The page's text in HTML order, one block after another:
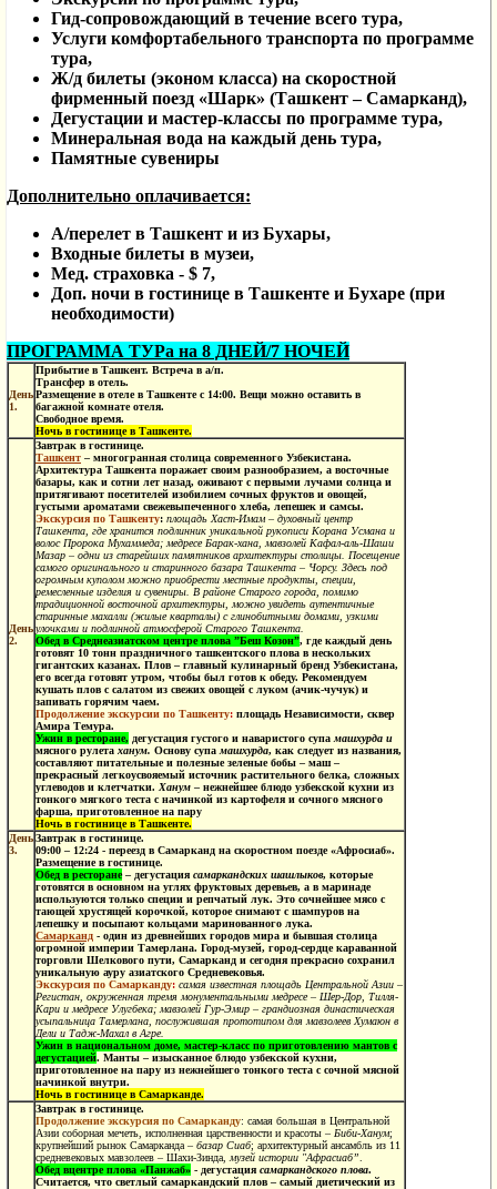
Гид-сопровождающий в течение всего тура,
Услуги комфортабельного транспорта по программе
тура,
Ж/д билеты (эконом класса) на скоростной
фирменный поезд «Шарк» (Ташкент – Самарканд),
Дегустации и мастер-классы по программе тура,
Минеральная вода на каждый день тура,
Памятные сувениры
Дополнительно оплачивается:
А/перелет в Ташкент и из Бухары,
Входные билеты в музеи,
Мед. страховка - $ 7,
Доп. ночи в гостинице в Ташкенте и Бухаре (при
необходимости)
ПРОГРАММА ТУРа на 8 ДНЕЙ/7 НОЧЕЙ
День
1.
Прибытие в Ташкент. Встреча в а/п.
Трансфер в отель.
Размещение в отеле в Ташкенте с 14:00. Вещи можно оставить в
багажной комнате отеля.
Свободное время.
Ночь в гостинице в Ташкенте.
День
2.
Завтрак в гостинице.
Ташкент – многогранная столица современного Узбекистана.
Архитектура Ташкента поражает своим разнообразием, а восточные
базары, как и сотни лет назад, оживают с первыми лучами солнца и
притягивают посетителей изобилием сочных фруктов и овощей,
густыми ароматами свежевыпеченного хлеба, лепешек и самсы.
Экскурсия по Ташкенту: площадь Хаст-Имам – духовный центр
Ташкента, где хранится подлинник уникальной рукописи Корана Усмана и
волос Пророка Мухаммеда; медресе Барак-хана, мавзолей Кафал-аль-Шаши
Мазар – одни из старейших памятников архитектуры столицы. Посещение
самого оригинального и старинного базара Ташкента – Чорсу. Здесь под
огромным куполом можно приобрести местные продукты, специи,
ремесленные изделия и сувениры. В районе Старого города, помимо
традиционной восточной архитектуры, можно увидеть аутентичные
старинные махалли (жилые кварталы) с глинобитными домами, узкими
улочками и подлинной атмосферой Старого Ташкента.
Обед в Среднеазиатском центре плова ”Беш Козон”, где каждый день
готовят 10 тонн праздничного ташкентского плова в нескольких
гигантских казанах. Плов – главный кулинарный бренд Узбекистана,
его всегда готовят утром, чтобы был готов к обеду. Рекомендуем
кушать плов с салатом из свежих овощей с луком (ачик-чучук) и
запивать горячим чаем.
Продолжение экскурсии по Ташкенту: площадь Независимости, сквер
Амира Темура.
Ужин в ресторане, дегустация густого и наваристого супа машхурда и
мясного рулета ханум. Основу супа машхурда, как следует из названия,
составляют питательные и полезные зеленые бобы – маш –
прекрасный легкоусвояемый источник растительного белка, сложных
углеводов и клетчатки. Ханум – нежнейшее блюдо узбекской кухни из
тонкого мягкого теста с начинкой из картофеля и сочного мясного
фарша, приготовленное на пару
Ночь в гостинице в Ташкенте.
День
3.
Завтрак в гостинице.
09:00 – 12:24 - переезд в Самарканд на скоростном поезде «Афросиаб».
Размещение в гостинице.
Обед в ресторане– дегустация самаркандских шашлыков, которые
готовятся в основном на углях фруктовых деревьев, а в маринаде
используются только специи и репчатый лук. Это сочнейшее мясо с
тающей хрустящей корочкой, которое снимают с шампуров на
лепешку и посыпают кольцами маринованного лука.
Самарканд - один из древнейших городов мира и бывшая столица
огромной империи Тамерлана. Город-музей, город-сердце караванной
торговли Шелкового пути, Самарканд и сегодня прекрасно сохранил
уникальную ауру азиатского Средневековья.
Экскурсия по Самарканду: самая известная площадь Центральной Азии –
Регистан, окруженная тремя монументальными медресе – Шер-Дор, Тилля-
Кари и медресе Улугбека; мавзолей Гур-Эмир – грандиозная династическая
усыпальница Тамерлана, послужившая прототипом для мавзолеев Хумаюн в
Дели и Тадж-Махал в Агре.
Ужин в национальном доме, мастер-класс по приготовлению мантов с
дегустацией. Манты – изысканное блюдо узбекской кухни,
приготовленное на пару из нежнейшего тонкого теста с сочной мясной
начинкой внутри.
Ночь в гостинице в Самарканде.
Завтрак в гостинице.
Продолжение экскурсия по Самарканду: самая большая в Центральной
Азии соборная мечеть, исполненная царственности и красоты – Биби-Ханум;
крупнейший рынок Самарканда – базар Сиаб; архитектурный ансамбль из 11
средневековых мавзолеев – Шахи-Зинда, музей истории "Афрасиаб”
Обед вцентре плова «Панжаб» - дегустация самаркандского плова.
Считается, что светлый самаркандский плов – самый диетический из